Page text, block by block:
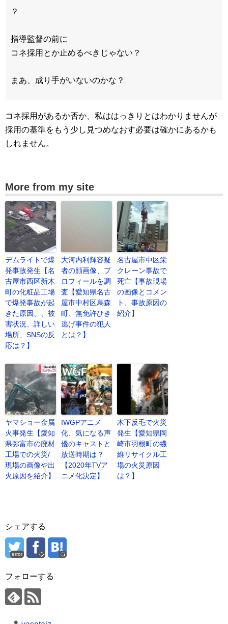
？
指導監督の前に
コネ採用とか止めるべきじゃない？
まあ、成り手がいないのかな？
コネ採用があるか否か、私ははっきりとはわかりませんが
採用の基準をもう少し見つめなおす必要は確かにあるかも
しれません。
More from my site
デムライトで爆
発事故発生【名
古屋市西区新木
町の化粧品工場
で爆発事故が起
きた原因、、被
害状況、詳しい
場所、SNSの反
応は？】
大河内利輝容疑
者の顔画像、プ
ロフィールを調
査【愛知県名古
屋市中村区烏森
町、無免許ひき
逃げ事件の犯人
とは？】
名古屋市中区栄
クレーン事故で
死亡【事故現場
の画像とコメン
ト、事故原因の
紹介】
ヤマショー金属
火事発生【愛知
県弥富市の廃材
工場での火災/
現場の画像や出
火原因を紹介】
IWGPアニメ
化、気になる声
優のキャストと
放送時期は？
【2020年TVア
ニメ化決定】
木下反毛で火災
発生【愛知県岡
崎市羽根町の繊
維リサイクル工
場の火災原因
は？】
シェアする
error
フォローする